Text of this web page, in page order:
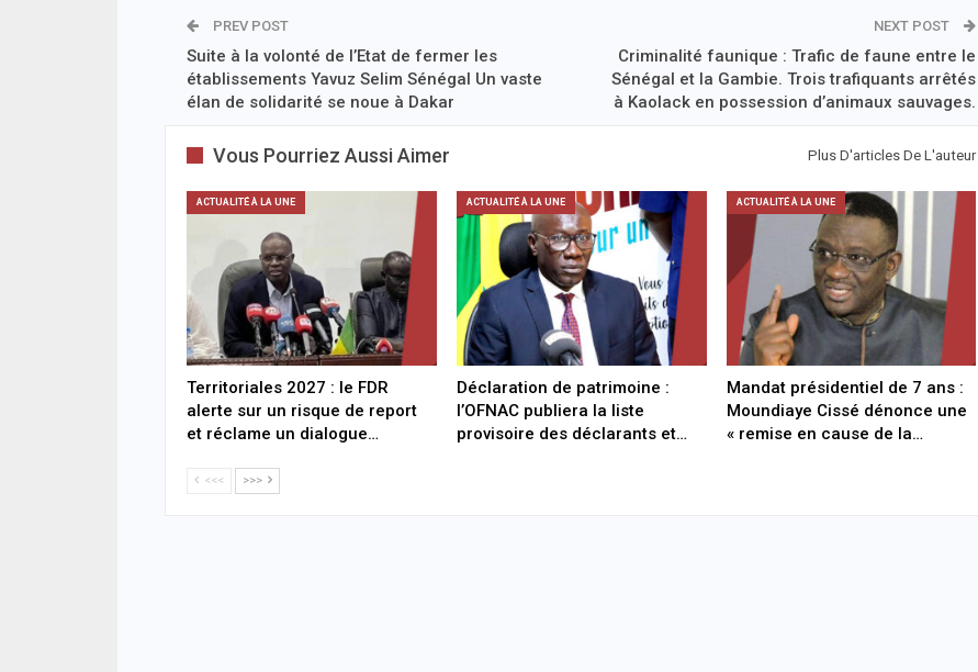
PREV POST
Suite à la volonté de l’Etat de fermer les
établissements Yavuz Selim Sénégal Un vaste
élan de solidarité se noue à Dakar
NEXT POST
Criminalité faunique : Trafic de faune entre le
Sénégal et la Gambie. Trois trafiquants arrêtés
à Kaolack en possession d’animaux sauvages.
Vous Pourriez Aussi Aimer Plus D'articles De L'auteur
ACTUALITÉ À LA UNE
Territoriales 2027 : le FDR
alerte sur un risque de report
et réclame un dialogue…
ACTUALITÉ À LA UNE
Déclaration de patrimoine :
l’OFNAC publiera la liste
provisoire des déclarants et…
ACTUALITÉ À LA UNE
Mandat présidentiel de 7 ans :
Moundiaye Cissé dénonce une
« remise en cause de la…
<<< >>>